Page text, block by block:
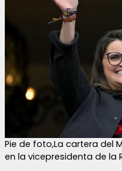
Pie de foto,La cartera del
en la vicepresidenta de la